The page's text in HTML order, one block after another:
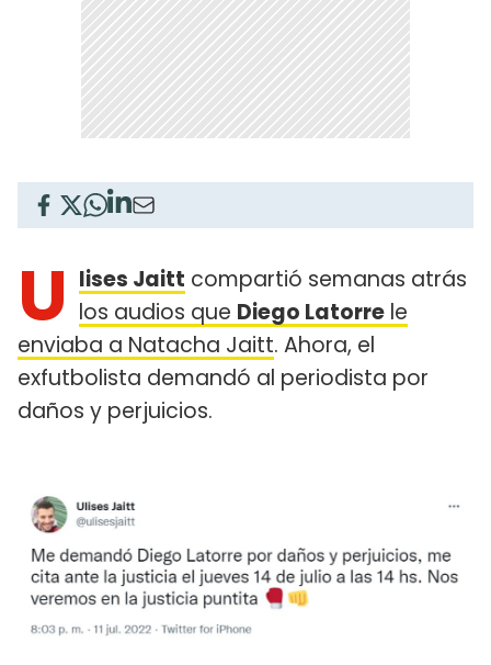
U lises Jaitt compartió semanas atrás
los audios que Diego Latorre le
enviaba a Natacha Jaitt. Ahora, el
exfutbolista demandó al periodista por
daños y perjuicios.